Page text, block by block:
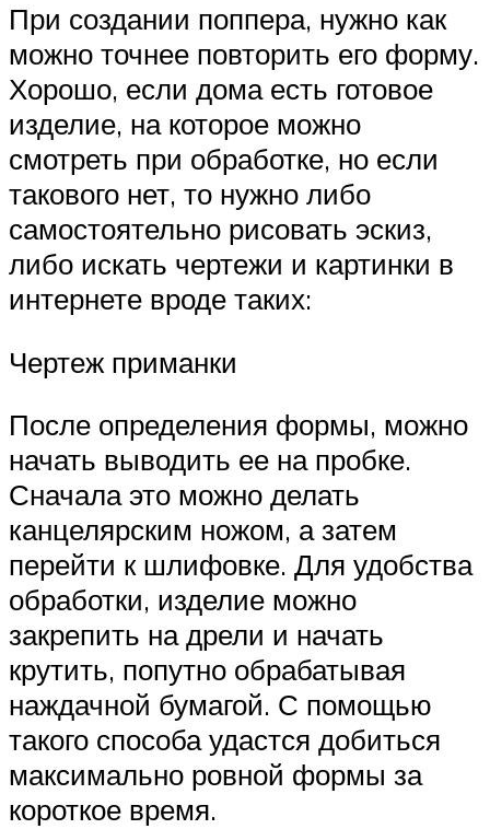
При создании поппера, нужно как
можно точнее повторить его форму.
Хорошо, если дома есть готовое
изделие, на которое можно
смотреть при обработке, но если
такового нет, то нужно либо
самостоятельно рисовать эскиз,
либо искать чертежи и картинки в
интернете вроде таких:
Чертеж приманки
После определения формы, можно
начать выводить ее на пробке.
Сначала это можно делать
канцелярским ножом, а затем
перейти к шлифовке. Для удобства
обработки, изделие можно
закрепить на дрели и начать
крутить, попутно обрабатывая
наждачной бумагой. С помощью
такого способа удастся добиться
максимально ровной формы за
короткое время.